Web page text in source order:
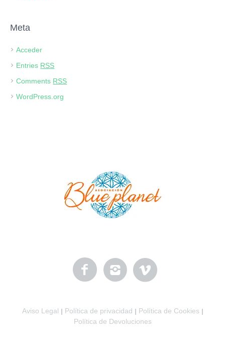
Meta
Acceder
Entries RSS
Comments RSS
WordPress.org
Aviso Legal Política de privacidad Política de Cookies
Política de Devoluciones